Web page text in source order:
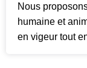
Nous
humaine et
en vigeur tout